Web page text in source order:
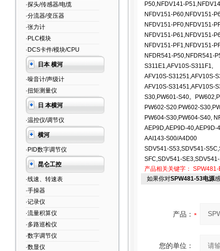
·探头/传感器/电缆
·分流器/变压器
·张力计
·PLC模块
·DCS卡件/模块/CPU
日本 横河
·噪音计/声级计
·扭矩测量仪
日 本横河
·温控仪/调节仪
横河
·PID数字调节仪
昆仑工控
·线速、转速表
·手操器
·记录仪
·流量积算仪
·多路巡检仪
·数字调节仪
·数显仪
P50,NFDV141-
NFDV151-P60,NFDV151-
NFDV151-PF0,NFDV151-
NFDV151-P61,NFDV151-
NFDV151-PF1,NFDV151-
NFDR541-P50,NFDR541-
S311E1,AFV10S-S311F1,
AFV10S-S31251,AFV10S-
AFV10S-S31451,AFV10S-
S30,PW601-S40。
PW602-S20.PW602-
PW604-S30,PW604-S40,
AEP9D,AEP9D-40,AEP9D-
AAI143-S00/A4D00
SDV541-S53,SDV541-
SFC,SDV541-
产品相关关键字： SPW481-
如果你对SPW481-53电源
产品：
您的单位：